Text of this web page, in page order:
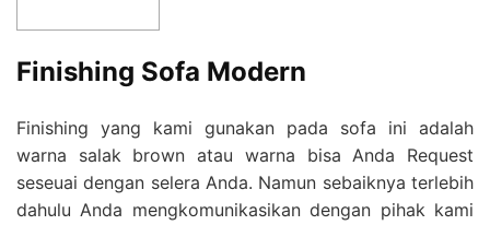
Finishing Sofa Modern
Finishing yang kami gunakan pada sofa ini adalah
warna salak brown atau warna bisa Anda Request
seseuai dengan selera Anda. Namun sebaiknya terlebih
dahulu Anda mengkomunikasikan dengan pihak kami